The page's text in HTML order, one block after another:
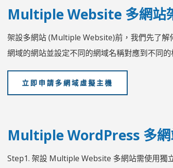
Multiple Website 多網站
架設多網站 (Multiple Website)前，我們先了解
網域的網站並設定不同的網域名稱對應到不同
立即申請多網域虛擬主機
Multiple WordPress 多網
Step1. 架設 Multiple Website 多網站需使用獨